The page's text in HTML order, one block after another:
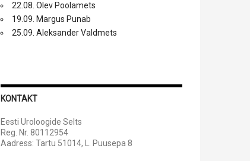
22.08. Olev Poolamets
19.09. Margus Punab
25.09. Aleksander Valdmets
KONTAKT
Eesti Uroloogide Selts
Reg. Nr. 80112954
Aadress: Tartu 51014, L. Puusepa 8